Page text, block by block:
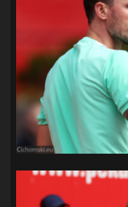
SANDRA SPA POGOŃ
(110) SPR
SPÓJNIA STARGARD (35)
SUPERLIGA KOBIET (58)
TAURON LIGA KOBIET(106)
WYGRANA
ŚWIT SKOLWIN